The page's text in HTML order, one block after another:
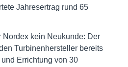
Jahresertrag rund 65
Nordex kein Neukunde: Der
Turbinenhersteller bereits
Errichtung von 30